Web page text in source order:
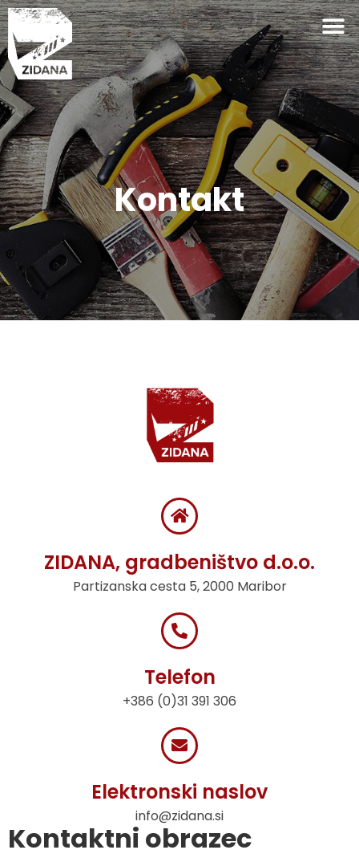
Kontakt
ZIDANA, gradbeništvo d.o.o.
Partizanska cesta 5, 2000 Maribor
Telefon
+386 (0)31 391 306
Elektronski naslov
info@zidana.si
Kontaktni obrazec